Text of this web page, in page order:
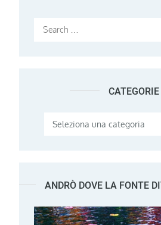
Search
CATEGORIE
Categorie
ANDRÒ DOVE LA FONTE